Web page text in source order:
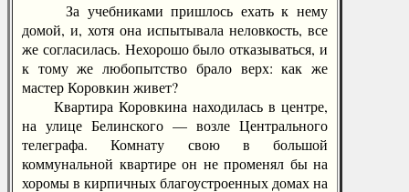
За учебниками пришлось ехать к нему
домой, и, хотя она испытывала неловкость, все
же согласилась. Нехорошо было отказываться, и
к тому же любопытство брало верх: как же
мастер Коровкин живет?
Квартира Коровкина находилась в центре,
на улице Белинского — возле Центрального
телеграфа. Комнату свою в большой
коммунальной квартире он не променял бы на
хоромы в кирпичных благоустроенных домах на